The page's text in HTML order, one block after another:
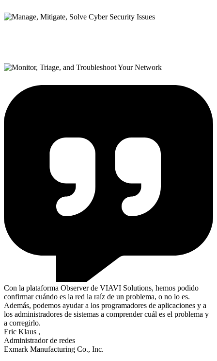
Con la plataforma Observer de VIAVI Solutions, hemos podido
confirmar cuándo es la red la raíz de un problema, o no lo es.
Además, podemos ayudar a los programadores de aplicaciones y a
los administradores de sistemas a comprender cuál es el problema y
a corregirlo.
Eric Klaus ,
Administrador de redes
Exmark Manufacturing Co., Inc.